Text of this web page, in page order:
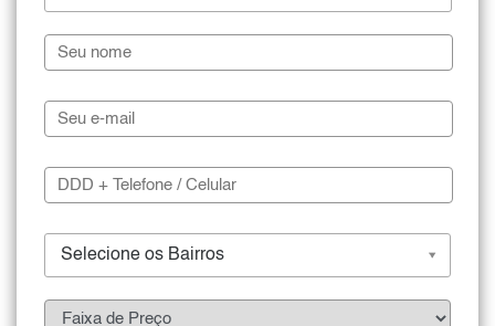
Selecione os Bairros